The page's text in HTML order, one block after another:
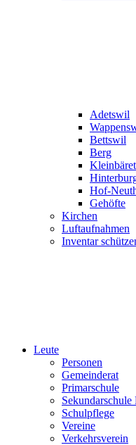
Adetswil
Bettswil
Berg
Hof-
Gehöfte
Kirchen
Luftaufnahmen
Inventar
Leute
Personen
Gemeinderat
Primarschule
Sekundarschule
Schulpflege
Vereine
Verkehrsverein